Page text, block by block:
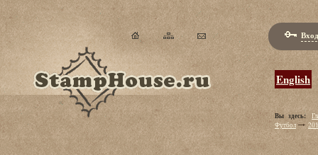
English
Вы здесь:
Футбол